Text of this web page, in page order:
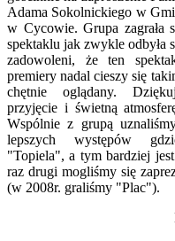
Adama Sokolnickiego w
w Cycowie. Grupa zagrała
spektaklu jak zwykle odbyła
zadowoleni, że ten
premiery nadal cieszy się
chętnie oglądany.
przyjęcie i świetną
Wspólnie z grupą
lepszych występów
"Topiela", a tym bardziej
raz drugi mogliśmy się
(w 2008r. graliśmy "Plac").